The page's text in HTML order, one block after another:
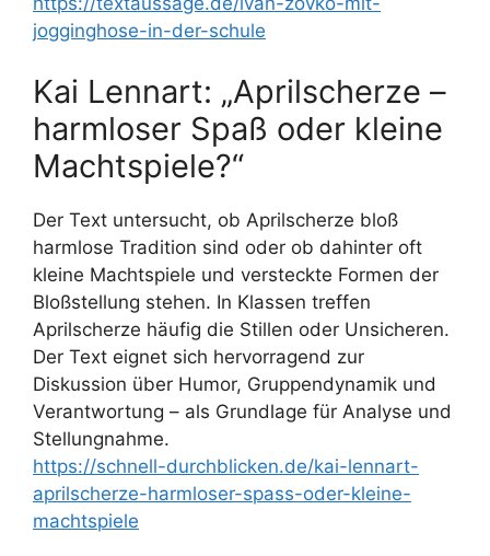
jogginghose-in-der-schule
Kai Lennart: „Aprilscherze –
harmloser Spaß oder kleine
Machtspiele?“
Der Text untersucht, ob Aprilscherze bloß
harmlose Tradition sind oder ob dahinter oft
kleine Machtspiele und versteckte Formen der
Bloßstellung stehen. In Klassen treffen
Aprilscherze häufig die Stillen oder Unsicheren.
Der Text eignet sich hervorragend zur
Diskussion über Humor, Gruppendynamik und
Verantwortung – als Grundlage für Analyse und
Stellungnahme.
https://schnell-durchblicken.de/kai-lennart-
aprilscherze-harmloser-spass-oder-kleine-
machtspiele